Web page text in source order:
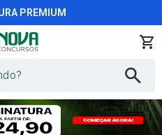
PREMIUM